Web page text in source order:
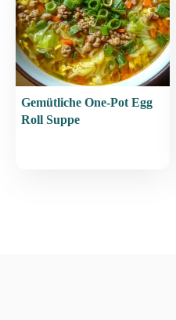
Gemütliche One-Pot Egg
Roll Suppe